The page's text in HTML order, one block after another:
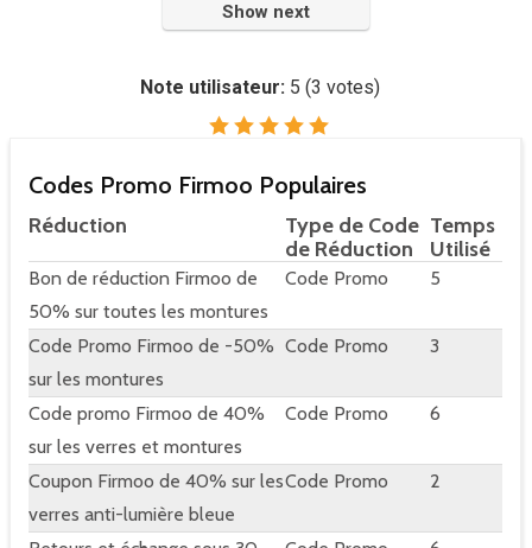
Show next
Note utilisateur: 5 (3 votes)
Codes Promo Firmoo Populaires
Réduction
Type de Code
de Réduction
Temps
Utilisé
Bon de réduction Firmoo de
50% sur toutes les montures
Code Promo 5
Code Promo Firmoo de -50%
sur les montures
Code Promo 3
Code promo Firmoo de 40%
sur les verres et montures
Code Promo 6
Coupon Firmoo de 40% sur les
verres anti-lumière bleue
Code Promo 2